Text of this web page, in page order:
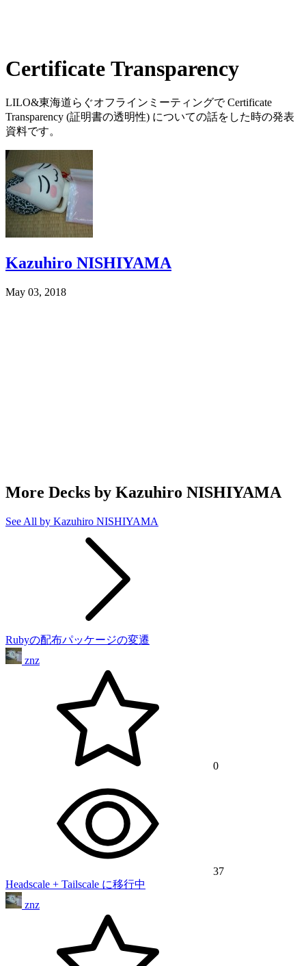
Certificate Transparency
LILO&東海道らぐオフラインミーティングで Certificate
Transparency (証明書の透明性) についての話をした時の発表
資料です。
Kazuhiro NISHIYAMA
May 03, 2018
More Decks by Kazuhiro NISHIYAMA
See All by Kazuhiro NISHIYAMA
Rubyの配布パッケージの変遷
znz
0
37
Headscale + Tailscale に移行中
znz